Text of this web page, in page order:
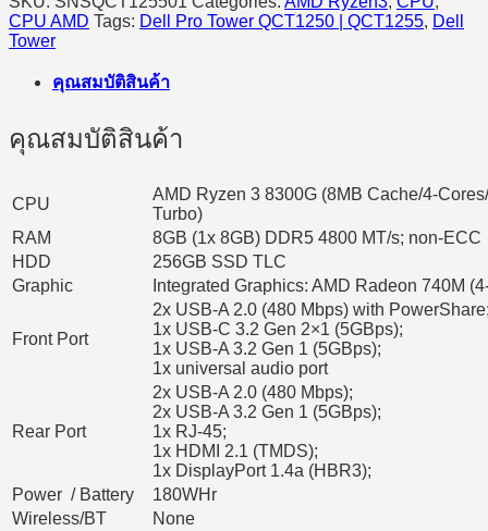
CPU AMD Tags: Dell Pro Tower QCT1250 | QCT1255, Dell
Tower
คุณสมบัติสินค้า
คุณสมบัติสินค้า
CPU
AMD Ryzen 3 8300G (8MB Cache/4-
Turbo)
RAM
8GB (1x 8GB) DDR5 4800 MT/s; non-ECC
HDD
256GB SSD TLC
Graphic
Integrated Graphics: AMD Radeon 740M
Front Port
2x USB-A 2.0 (480 Mbps) with
1x USB-C 3.2 Gen 2×1 (5GBps);
1x USB-A 3.2 Gen 1 (5GBps);
1x universal audio port
Rear Port
2x USB-A 2.0 (480 Mbps);
2x USB-A 3.2 Gen 1 (5GBps);
1x RJ-45;
1x HDMI 2.1 (TMDS);
1x DisplayPort 1.4a (HBR3);
Power / Battery
180WHr
Wireless/BT
None